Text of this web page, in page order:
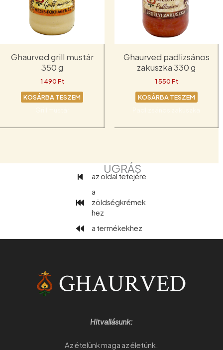
Ghaurved grill mustár
350 g
1 490Ft
KOSÁRBA TESZEM
Ghaurved padlizsános
zakuszka 330 g
1 550Ft
KOSÁRBA TESZEM
UGRÁS
az oldal tetejére
a
zöldségkrémek
hez
a termékekhez
Hitvallásunk:
Az ételünk maga az életünk.